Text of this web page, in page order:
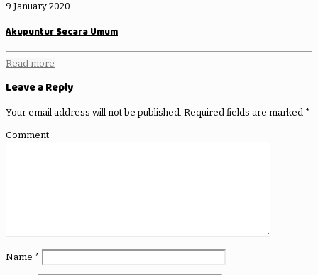
9 January 2020
Akupuntur Secara Umum
Read more
Leave a Reply
Your email address will not be published. Required fields are marked *
Comment
Name *